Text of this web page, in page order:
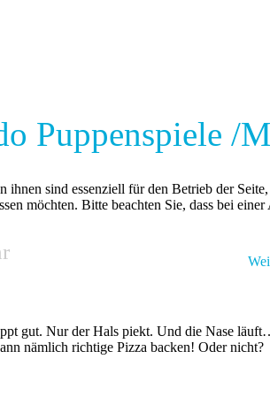
Puppenspiele /
gut. Nur der Hals piekt. Und die Nase
nämlich richtige Pizza backen! Oder nicht?
sind essenziell für den Betrieb der
möchten. Bitte beachten Sie, dass bei